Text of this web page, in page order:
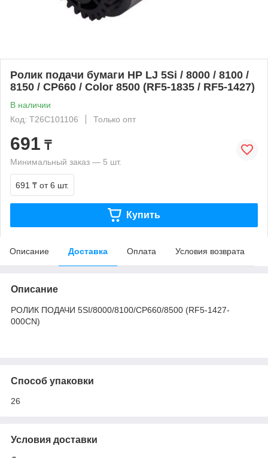
Ролик подачи бумаги HP LJ 5Si / 8000 / 8100 /
8150 / CP660 / Color 8500 (RF5-1835 / RF5-1427)
В наличии
Код: T26C101106
Только опт
691 ₸
Минимальный заказ — 5 шт.
691 ₸ от 6 шт.
Купить
Описание Доставка Оплата Условия возврата
Описание
РОЛИК ПОДАЧИ 5SI/8000/8100/CP660/8500 (RF5-1427-
000CN)
Способ упаковки
26
Условия доставки